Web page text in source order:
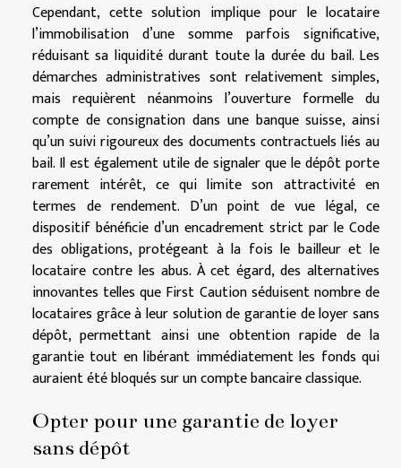
Cependant, cette solution implique pour le locataire
l’immobilisation d’une somme parfois significative,
réduisant sa liquidité durant toute la durée du bail. Les
démarches administratives sont relativement simples,
mais requièrent néanmoins l’ouverture formelle du
compte de consignation dans une banque suisse, ainsi
qu’un suivi rigoureux des documents contractuels liés au
bail. Il est également utile de signaler que le dépôt porte
rarement intérêt, ce qui limite son attractivité en
termes de rendement. D’un point de vue légal, ce
dispositif bénéficie d’un encadrement strict par le Code
des obligations, protégeant à la fois le bailleur et le
locataire contre les abus. À cet égard, des alternatives
innovantes telles que First Caution séduisent nombre de
locataires grâce à leur solution de garantie de loyer sans
dépôt, permettant ainsi une obtention rapide de la
garantie tout en libérant immédiatement les fonds qui
auraient été bloqués sur un compte bancaire classique.
Opter pour une garantie de loyer
sans dépôt